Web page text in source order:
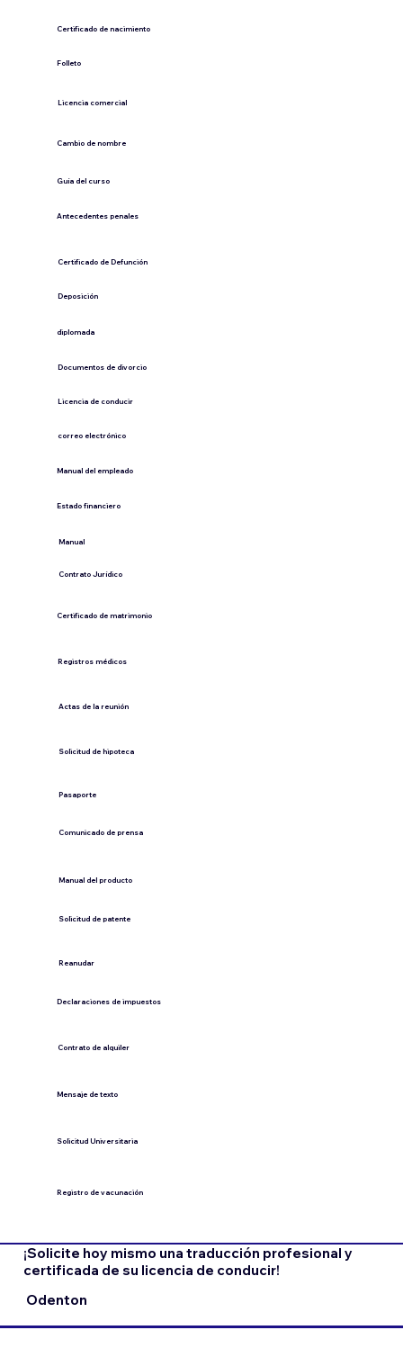
Certificado de nacimiento
Folleto
​Licencia comercial
Cambio de nombre
Guía del curso
Antecedentes penales
​Certificado de Defunción
​Deposición
diplomada
Documentos de divorcio
Licencia de conducir
​correo electrónico
Manual del empleado
Estado financiero
​Manual
​Contrato Jurídico
Certificado de matrimonio
Registros médicos
Actas de la reunión
Solicitud de hipoteca
Pasaporte
Comunicado de prensa
​Manual del producto
​Solicitud de patente
Contrato de alquiler
​Reanudar
Declaraciones de impuestos
​Mensaje de texto
​Solicitud Universitaria
Registro de vacunación
¡Solicite hoy mismo una traducción profesional y
certificada de su licencia de conducir!
Odenton